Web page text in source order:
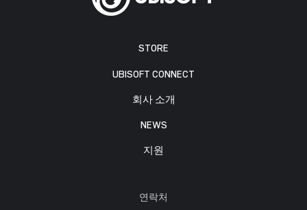
STORE
UBISOFT CONNECT
회사 소개
NEWS
지원
연락처